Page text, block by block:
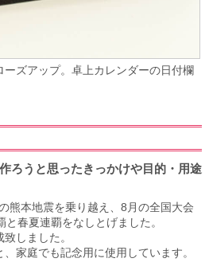
ズアップ。卓上カレンダーの日付欄
ろうと思ったきっかけや目的・用途
熊本地震を乗り越え、8月の全国大会
春夏連覇をなしとげました。
しました。
家庭でも記念用に使用しています。